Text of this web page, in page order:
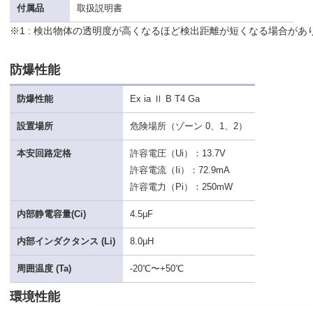
付属品 取扱説明書
※1 : 検出物体の透明度が高くなるほど検出距離が短くなる場合があ
防爆性能
防爆性能 Ex ia Ⅱ B T4 Ga
設置場所 危険場所（ゾーン 0、1、2）
本安回路定格
許容電圧（Ui）：13.7V
許容電流（Ii）：72.9mA
許容電力（Pi）：250mW
内部静電容量(Ci) 4.5μF
内部インダクタンス (Li) 8.0μH
周囲温度 (Ta) -20℃〜+50℃
環境性能